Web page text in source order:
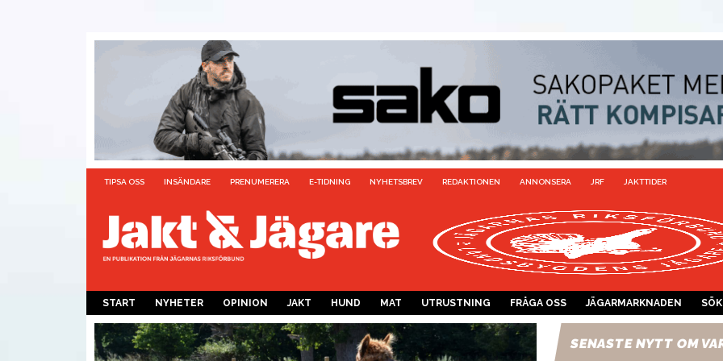
TIPSA OSS INSÄNDARE PRENUMERERA E-TIDNING NYHETSBREV REDAKTIONEN ANNONSERA JRF JAKTTIDER
START NYHETER OPINION JAKT HUND MAT UTRUSTNING FRÅGA OSS JÄGARMARKNADEN SÖK
SENASTE NYTT OM